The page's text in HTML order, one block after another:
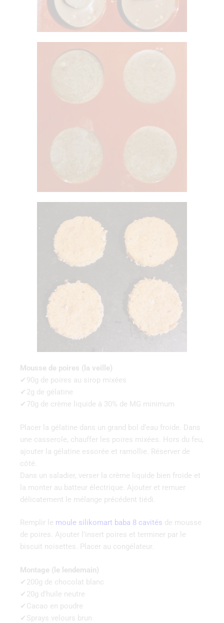
Mousse de poires (la veille)
✔90g de poires au sirop mixées
✔2g de gélatine
✔70g de crème liquide à 30% de MG minimum
Placer la gélatine dans un grand bol d’eau froide. Dans
une casserole, chauffer les poires mixées. Hors du feu,
ajouter la gélatine essorée et ramollie. Réserver de
côté.
Dans un saladier, verser la crème liquide bien froide et
la monter au batteur électrique. Ajouter et remuer
délicatement le mélange précédent tiédi.
Remplir le moule silikomart baba 8 cavités de mousse
de poires. Ajouter l’insert poires et terminer par le
biscuit noisettes. Placer au congélateur.
Montage (le lendemain)
✔200g de chocolat blanc
✔20g d’huile neutre
✔Cacao en poudre
✔Sprays velours brun